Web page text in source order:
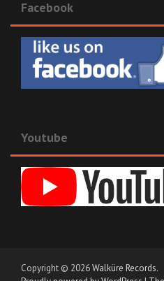
Facebook
Youtube
Copyright © 2026Walküre Records.